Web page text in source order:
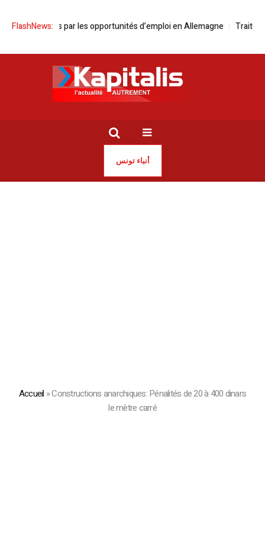
FlashNews:
attirés par les opportunités d’emploi en Allemagne Traitement
أنباء تونس
Accueil »Constructions anarchiques: Pénalités de 20 à 400 dinars
le mètre carré